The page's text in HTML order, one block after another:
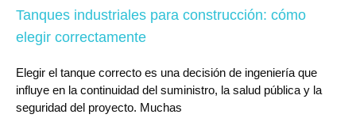
Tanques industriales para construcción: cómo
elegir correctamente
Elegir el tanque correcto es una decisión de ingeniería que
influye en la continuidad del suministro, la salud pública y la
seguridad del proyecto. Muchas